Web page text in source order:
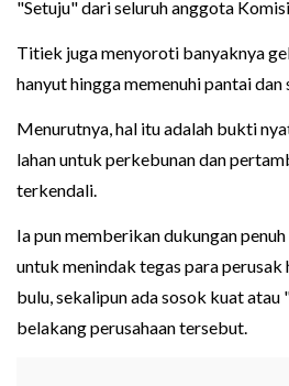
"Setuju" dari seluruh anggota
Titiek juga menyoroti banyaknya
hanyut hingga memenuhi pantai
Menurutnya, hal itu adalah bukti
lahan untuk perkebunan dan
terkendali.
Ia pun memberikan dukungan
untuk menindak tegas para perusak
bulu, sekalipun ada sosok kuat
belakang perusahaan tersebut.